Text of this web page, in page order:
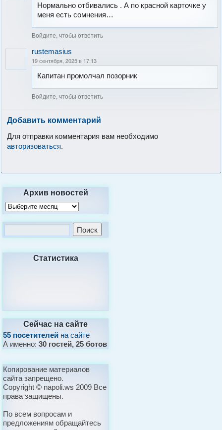
Нормально отбивались . А по красной карточке у
меня есть сомнения…
Войдите, чтобы ответить
rustemasius
19 сентября, 2025 в 17:13
Капитан промолчал позорник
Войдите, чтобы ответить
Добавить комментарий
Для отправки комментария вам необходимо
авторизоваться.
Архив новостей
Статистика
Сейчас на сайте
55 посетителей на сайте
А именно:30 гостей, 25 ботов
Копирование материалов
сайта запрещено.
Copyright © napoli.ws 2009 Все
права защищены.
По всем вопросам и
предложениям обращайтесь